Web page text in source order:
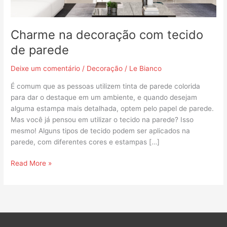
Charme na decoração com tecido
de parede
Deixe um comentário / Decoração / Le Bianco
É comum que as pessoas utilizem tinta de parede colorida
para dar o destaque em um ambiente, e quando desejam
alguma estampa mais detalhada, optem pelo papel de parede.
Mas você já pensou em utilizar o tecido na parede? Isso
mesmo! Alguns tipos de tecido podem ser aplicados na
parede, com diferentes cores e estampas […]
Read More »